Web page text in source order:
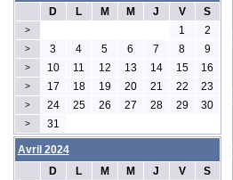
D
L M M J V S
> 1 2
> 3 4 5 6 7 8 9
> 10 11 12 13 14 15 16
> 17 18 19 20 21 22 23
> 24 25 26 27 28 29 30
> 31
Avril 2024
D
L M M J V S